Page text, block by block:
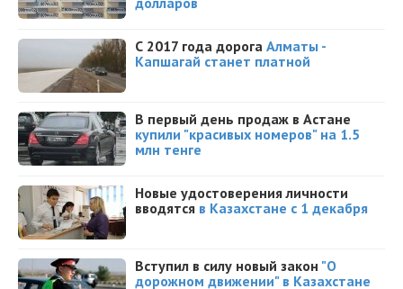
С 2017 года дорога Алматы -
Капшагай станет платной
В первый день продаж в Астане
купили "красивых номеров" на 1.5
млн тенге
Новые удостоверения личности
вводятся в Казахстане с 1 декабря
Вступил в силу новый закон "О
дорожном движении" в Казахстане